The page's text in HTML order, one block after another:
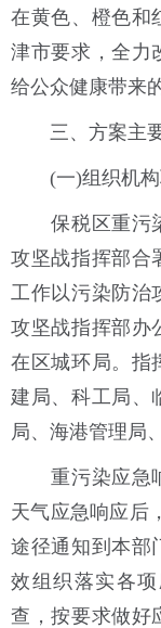
在黄色、橙色和
津市要求，全力
给公众健康带来
三、方案主
(一)组织机构
保税区重污染
攻坚战指挥部合
工作以污染防治
攻坚战指挥部办
在区城环局。指
建局、科工局、
局、海港管理局
重污染应急响
天气应急响应后
途径通知到本部
效组织落实各
查，按要求做好